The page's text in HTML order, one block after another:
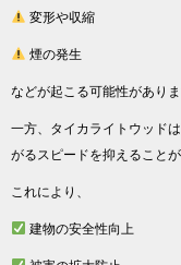
変形や収縮
煙の発生
などが起こる可能性がありま
一方、タイカライトウッド
がるスピードを抑えること
これにより、
建物の安全性向上